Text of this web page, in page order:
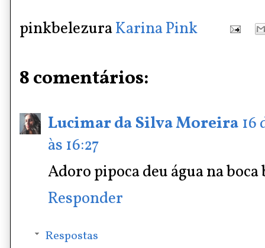
pinkbelezuraKarina Pink
8 comentários:
Lucimar da Silva Moreira 16
às 16:27
Adoro pipoca deu água na boca
Responder
Respostas